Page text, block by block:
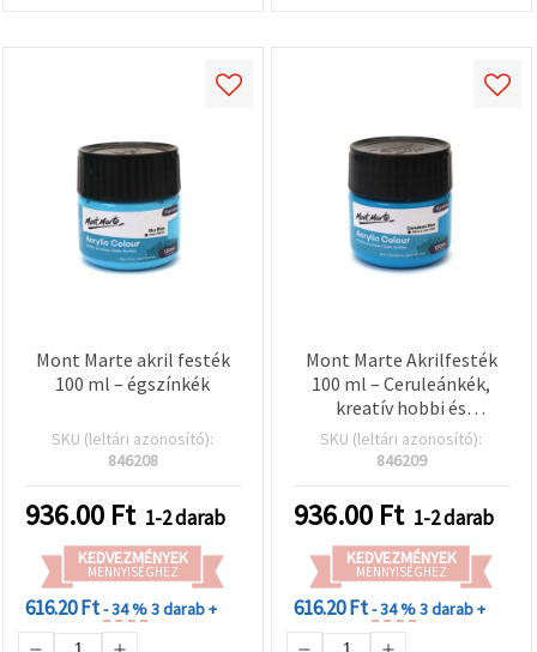
Mont Marte akril festék
100 ml – égszínkék
SKU (leltári azonosító):
846208
936.00 Ft 1-2 darab
KEDVEZMÉNYEK
MENNYISÉGHEZ
616.20 Ft- 34 %3 darab +
Mont Marte Akrilfesték
100 ml – Ceruleánkék,
kreatív hobbi és
kézműves festék
SKU (leltári azonosító):
846209
936.00 Ft 1-2 darab
KEDVEZMÉNYEK
MENNYISÉGHEZ
616.20 Ft- 34 %3 darab +